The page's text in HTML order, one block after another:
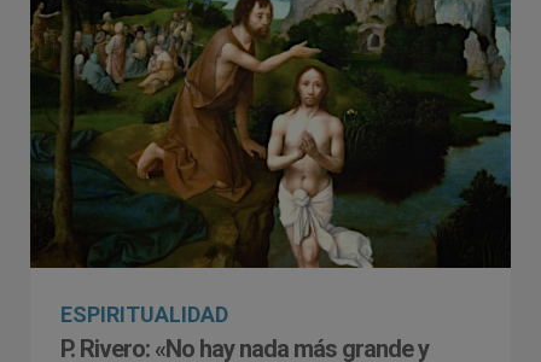
ESPIRITUALIDAD
P. Rivero: «No hay nada más grande y